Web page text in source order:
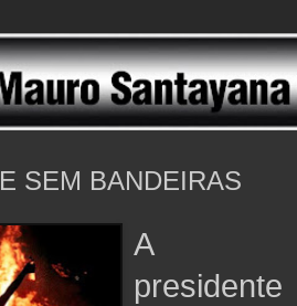
SEM BANDEIRAS
A
presidente